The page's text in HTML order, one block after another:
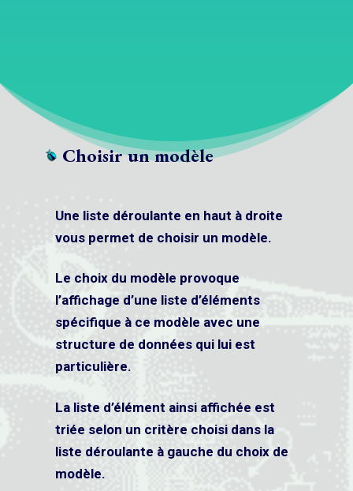
Choisir un modèle
Une liste déroulante en haut à droite
vous permet de choisir un modèle.
Le choix du modèle provoque
l’affichage d’une liste d’éléments
spécifique à ce modèle avec une
structure de données qui lui est
particulière.
La liste d’élément ainsi affichée est
triée selon un critère choisi dans la
liste déroulante à gauche du choix de
modèle.